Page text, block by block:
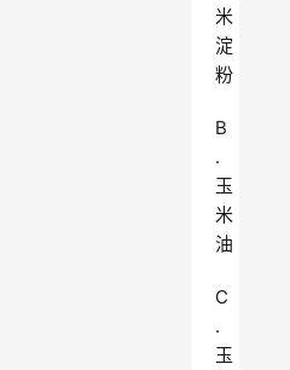
米
淀
粉
B
.
玉
米
油
C
.
玉